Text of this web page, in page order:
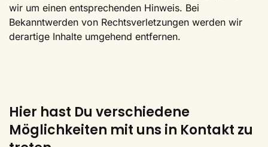
wir um einen entsprechenden Hinweis. Bei
Bekanntwerden von Rechtsverletzungen werden wir
derartige Inhalte umgehend entfernen.
Hier hast Du verschiedene
Möglichkeiten mit uns in Kontakt zu